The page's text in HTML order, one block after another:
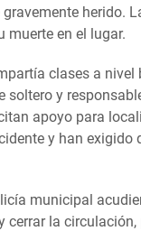
herido.
muerte en el lugar.
clases a nivel
soltero y
apoyo para
y han exigido
municipal
cerrar la